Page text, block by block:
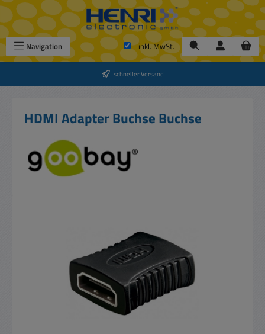
Zum Hauptinhalt springen
Navigation inkl. MwSt.
schneller Versand
HDMI Adapter Buchse Buchse